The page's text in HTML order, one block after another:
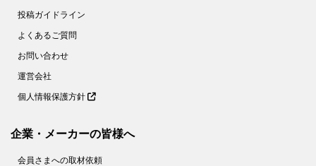
投稿ガイドライン
よくあるご質問
お問い合わせ
運営会社
個人情報保護方針
企業・メーカーの皆様へ
会員さまへの取材依頼